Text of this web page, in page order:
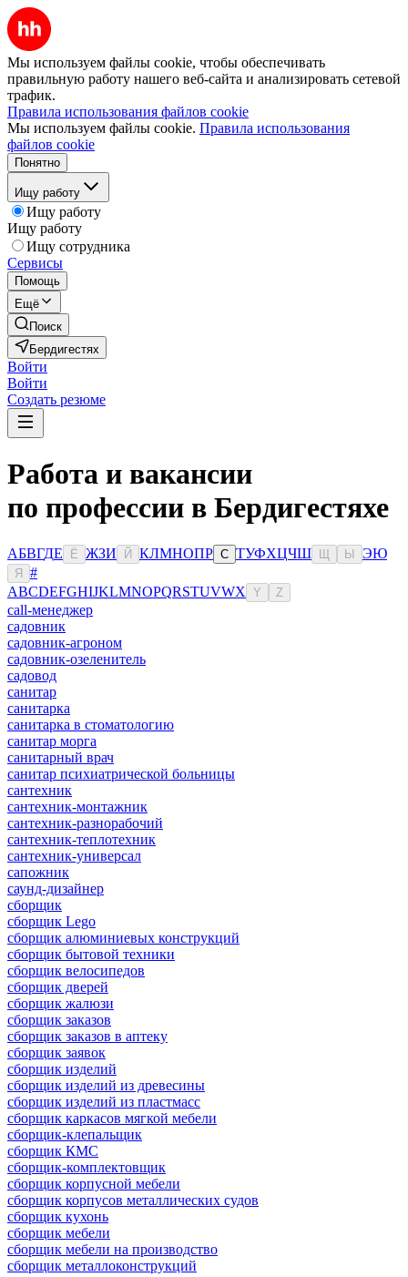
Мы используем файлы cookie, чтобы обеспечивать
правильную работу нашего веб-сайта и анализировать сетевой
трафик.
Правила использования файлов cookie
Мы используем файлы cookie. Правила использования
файлов cookie
Понятно
Ищу работу
Ищу работу
Ищу работу
Ищу сотрудника
Сервисы
Помощь
Ещё
Поиск
Бердигестях
Войти
Войти
Создать резюме
Работа и вакансии
по профессии в Бердигестяхе
АБВГДЕ Ё ЖЗИ Й КЛМНОПР С ТУФХЦЧШ Ы ЭЮ
Я
#
ABCDEFGHIJKLMNOPQRSTUVWX Y Z
сall-менеджер
садовник
садовник-агроном
садовник-озеленитель
садовод
санитар
санитарка
санитарка в стоматологию
санитар морга
санитарный врач
санитар психиатрической больницы
сантехник
сантехник-монтажник
сантехник-разнорабочий
сантехник-теплотехник
сантехник-универсал
сапожник
саунд-дизайнер
сборщик
сборщик Lego
сборщик алюминиевых конструкций
сборщик бытовой техники
сборщик велосипедов
сборщик дверей
сборщик жалюзи
сборщик заказов
сборщик заказов в аптеку
сборщик заявок
сборщик изделий
сборщик изделий из древесины
сборщик изделий из пластмасс
сборщик каркасов мягкой мебели
сборщик-клепальщик
сборщик КМС
сборщик-комплектовщик
сборщик корпусной мебели
сборщик корпусов металлических судов
сборщик кухонь
сборщик мебели
сборщик мебели на производство
сборщик металлоконструкций